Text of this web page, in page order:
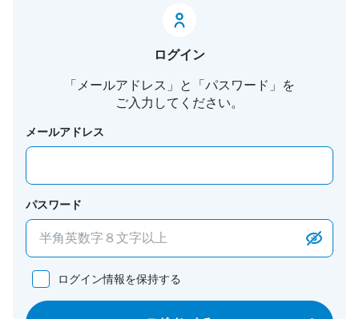
ログイン
「メールアドレス」と「パスワード」を
ご入力してください。
メールアドレス
パスワード
ログイン情報を保持する